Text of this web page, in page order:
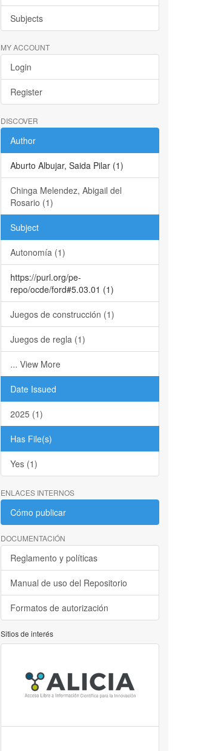
Subjects
MY ACCOUNT
Login
Register
DISCOVER
Author
Aburto Albujar, Saida Pilar (1)
Chinga Melendez, Abigail del
Rosario (1)
Subject
Autonomía (1)
https://purl.org/pe-
repo/ocde/ford#5.03.01 (1)
Juegos de construcción (1)
Juegos de regla (1)
... View More
Date Issued
2025 (1)
Has File(s)
Yes (1)
ENLACES INTERNOS
Cómo publicar
DOCUMENTACIÓN
Reglamento y políticas
Manual de uso del Repositorio
Formatos de autorización
Sitios de interés